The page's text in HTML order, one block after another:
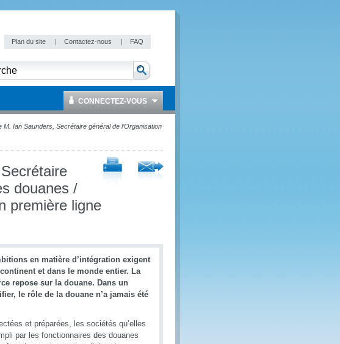
Plan du site | Contactez-nous | FAQ
CONNECTEZ-VOUS
M. Ian Saunders, Secrétaire général de l’Organisation
douanes /
première ligne
en matière d’intégration exigent
et dans le monde entier. La
repose sur la douane. Dans un
le rôle de la douane n’a jamais été
et préparées, les sociétés qu’elles
par les fonctionnaires des douanes